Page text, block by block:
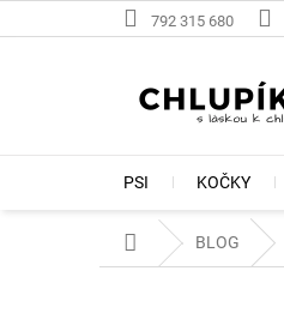
na
792 315 680
PSI KOČKY
Domů BLOG